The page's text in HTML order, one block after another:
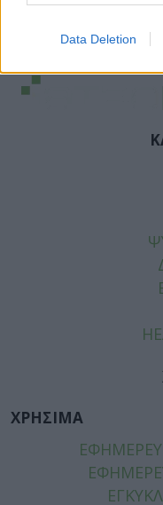
Data Deletion
ΧΡΗΣΙΜΑ